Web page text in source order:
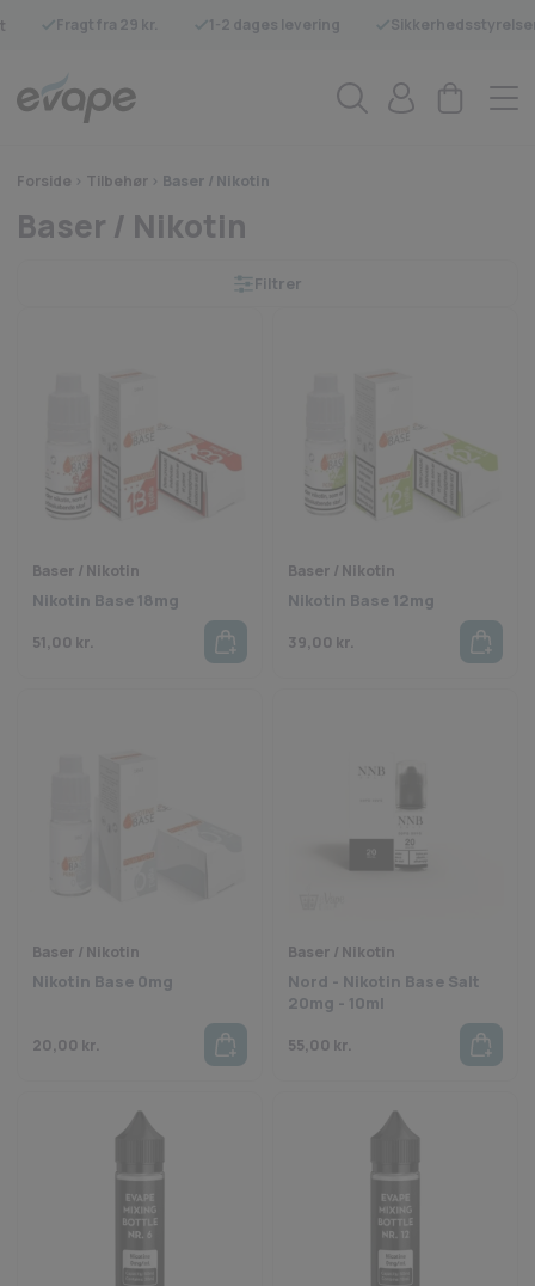
Fragt fra 29 kr. 1-2 dages levering
Forside > Tilbehør > Baser / Nikotin
Baser / Nikotin
Filtrer
Baser / Nikotin
Nikotin Base 18mg
51,00 kr.
Baser / Nikotin
Nikotin Base 12mg
39,00 kr.
Baser / Nikotin
Nikotin Base 0mg
20,00 kr.
Baser / Nikotin
Nord - Nikotin Base Salt
20mg - 10ml
55,00 kr.